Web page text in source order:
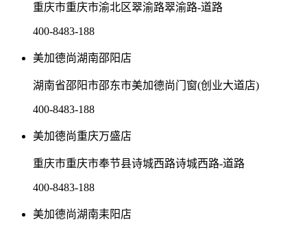
重庆市重庆市渝北区翠渝路翠渝路-道路
400-8483-188
美加德尚湖南邵阳店
湖南省邵阳市邵东市美加德尚门窗(创业大道店)
400-8483-188
美加德尚重庆万盛店
重庆市重庆市奉节县诗城西路诗城西路-道路
400-8483-188
美加德尚湖南耒阳店